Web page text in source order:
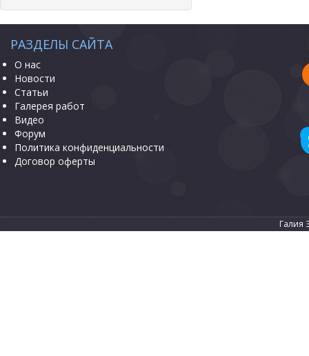
РАЗДЕЛЫ САЙТА
О нас
Новости
Статьи
Галерея работ
Видео
Форум
Политика конфиденциальности
Договор оферты
Галия